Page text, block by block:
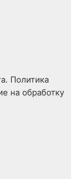
Политика
на обработку